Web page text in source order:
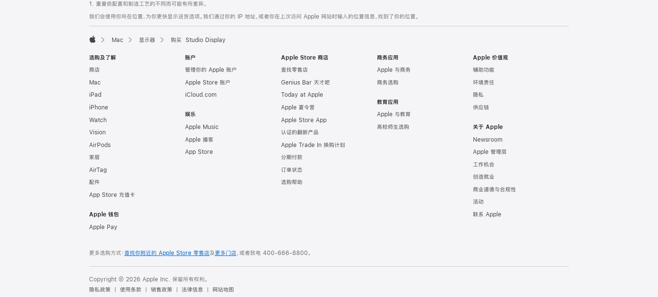
1. 重量依配置和制造工艺的不同而可能有所差异。
我们会使用你所在位置，为你更快显示送货选项。我们通过你的 IP 地址，或者你在上次访问 Apple 网站时输入的位置信息，找到了你的位置。
Mac 显示器 购买 Studio Display
选购及了解
商店
Mac
iPad
iPhone
Watch
Vision
AirPods
家居
AirTag
配件
App Store 充值卡
Apple 钱包
Apple Pay
账户
管理你的 Apple 账户
Apple Store 账户
iCloud.com
娱乐
Apple Music
Apple 播客
App Store
Apple Store 商店
查找零售店
Genius Bar 天才吧
Today at Apple
Apple 夏令营
Apple Store App
认证的翻新产品
Apple Trade In 换购计划
分期付款
订单状态
选购帮助
商务应用
Apple 与商务
商务选购
教育应用
Apple 与教育
高校师生选购
Apple 价值观
辅助功能
环境责任
隐私
供应链
关于 Apple
Newsroom
Apple 管理层
工作机会
创造就业
商业道德与合规性
活动
联系 Apple
更多选购方式：查找你附近的 Apple Store 零售店及更多门店，或者致电 400-666-8800。
Copyright © 2026 Apple Inc. 保留所有权利。
隐私政策
使用条款 销售政策 法律信息 网站地图